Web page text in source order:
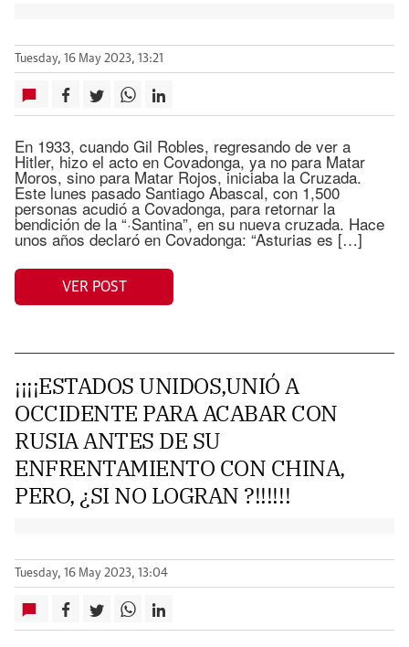
Tuesday, 16 May 2023, 13:21
En 1933, cuando Gil Robles, regresando de ver a
Hitler, hizo el acto en Covadonga, ya no para Matar
Moros, sino para Matar Rojos, iniciaba la Cruzada.
Este lunes pasado Santiago Abascal, con 1,500
personas acudió a Covadonga, para retornar la
bendición de la “·Santina”, en su nueva cruzada. Hace
unos años declaró en Covadonga: “Asturias es […]
VER POST
¡¡¡¡ESTADOS UNIDOS,UNIÓ A
OCCIDENTE PARA ACABAR CON
RUSIA ANTES DE SU
ENFRENTAMIENTO CON CHINA,
PERO, ¿SI NO LOGRAN ?!!!!!!
Tuesday, 16 May 2023, 13:04